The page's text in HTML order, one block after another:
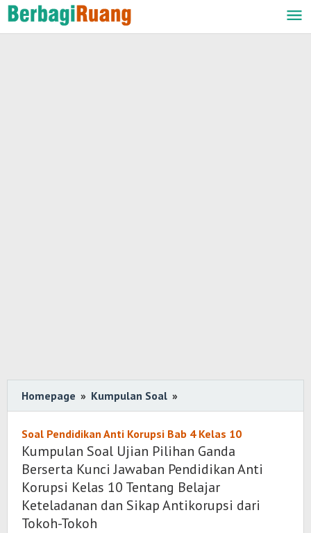
Lewati
ke
Homepage » Kumpulan Soal »
Soal
Ujian
Pilihan
Ganda
Berserta
Kunci
Jawaban
Soal Pendidikan Anti Korupsi Bab 4 Kelas 10
Kumpulan Soal Ujian Pilihan Ganda
Berserta Kunci Jawaban Pendidikan Anti
Korupsi Kelas 10 Tentang Belajar
Keteladanan dan Sikap Antikorupsi dari
Tokoh-Tokoh